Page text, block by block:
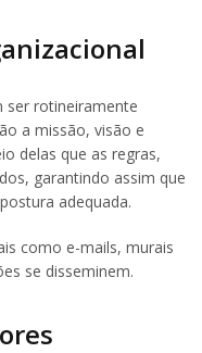
ser rotineiramente
a missão, visão e
delas que as regras,
garantindo assim que
adequada.
como e-mails, murais
se disseminem.